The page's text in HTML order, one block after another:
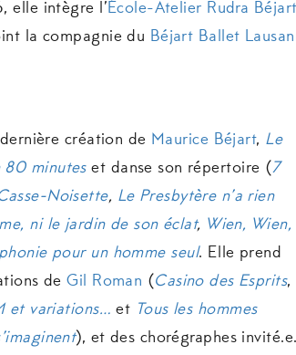
elle intègre l’École-Atelier Rudra Béjart
la compagnie du Béjart Ballet
création de Maurice Béjart, Le
80 minuteset danse son répertoire (7
Noisette, Le Presbytère n’a rien
ni le jardin de son éclat, Wien, Wien,
pour un homme seul. Elle prend
deGil Roman ( Casino des Esprits,
et variations… et Tous les hommes
), et des chorégraphes